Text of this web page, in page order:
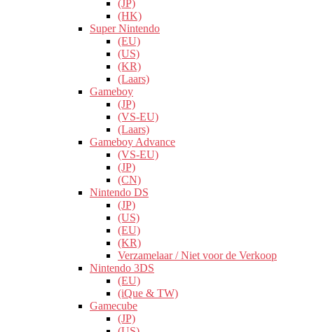
(JP)
(HK)
Super Nintendo
(EU)
(US)
(KR)
(Laars)
Gameboy
(JP)
(VS-EU)
(Laars)
Gameboy Advance
(VS-EU)
(JP)
(CN)
Nintendo DS
(JP)
(US)
(EU)
(KR)
Verzamelaar / Niet voor de Verkoop
Nintendo 3DS
(EU)
(iQue & TW)
Gamecube
(JP)